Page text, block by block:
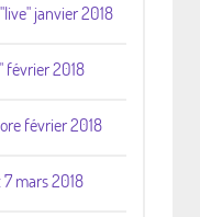
janvier 2018
février 2018
février 2018
mars 2018